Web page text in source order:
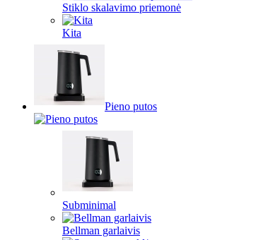
Stiklo skalavimo priemonė
Kita
Pieno putos
Subminimal
Bellman garlaivis